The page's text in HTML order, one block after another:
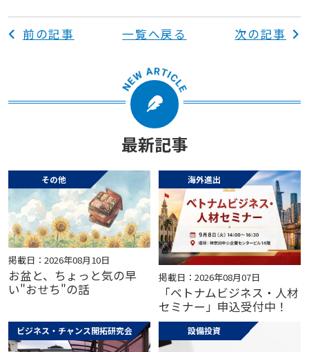
前の記事 一覧へ戻る 次の記事
最新記事
その他
掲載日：2026年08月10日
お盆と、ちょっと気の早
い"おせち"の話
海外進出
掲載日：2026年08月07日
「ベトナムビジネス・人材
セミナー」申込受付中！
ビジネス・チャンス開拓研究会 設備投資